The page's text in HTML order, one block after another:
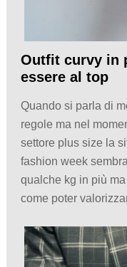
Outfit curvy in
essere al top
Quando si parla di
regole ma nel
settore plus size la
fashion week
qualche kg in più
come poter